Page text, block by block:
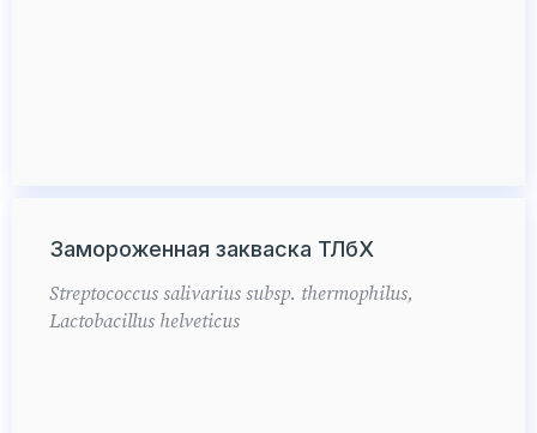
Замороженная закваска ТЛбХ
Streptococcus salivarius subsp. thermophilus,
Lactobacillus helveticus